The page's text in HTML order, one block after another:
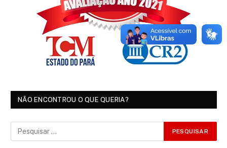
NÃO ENCONTROU O QUE QUERIA?